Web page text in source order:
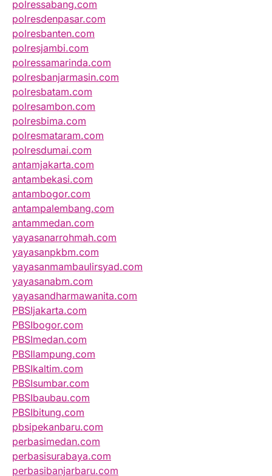
polressabang.com
polresdenpasar.com
polresbanten.com
polresjambi.com
polressamarinda.com
polresbanjarmasin.com
polresbatam.com
polresambon.com
polresbima.com
polresmataram.com
polresdumai.com
antamjakarta.com
antambekasi.com
antambogor.com
antampalembang.com
antammedan.com
yayasanarrohmah.com
yayasanpkbm.com
yayasanmambaulirsyad.com
yayasanabm.com
yayasandharmawanita.com
PBSIjakarta.com
PBSIbogor.com
PBSImedan.com
PBSIlampung.com
PBSIkaltim.com
PBSIsumbar.com
PBSIbaubau.com
PBSIbitung.com
pbsipekanbaru.com
perbasimedan.com
perbasisurabaya.com
perbasibanjarbaru.com